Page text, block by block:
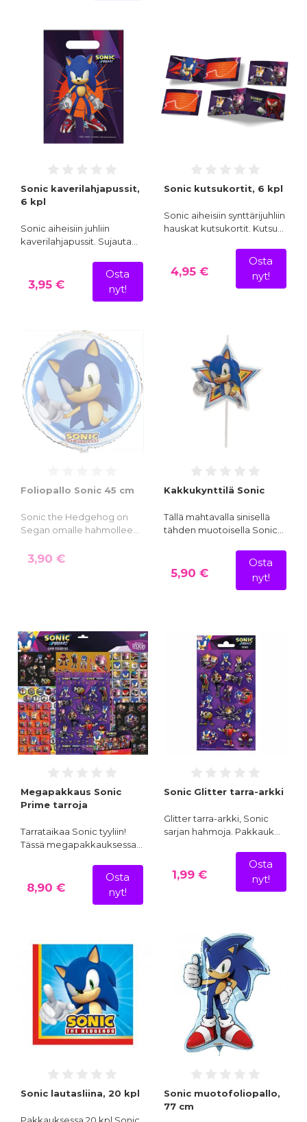
Sonic kaverilahjapussit,
6 kpl
Sonic aiheisiin juhliin
kaverilahjapussit. Sujauta…
3,95 €
Osta
nyt!
Sonic kutsukortit, 6 kpl
Sonic aiheisiin synttärijuhliin
hauskat kutsukortit. Kutsu…
4,95 €
Osta
nyt!
Foliopallo Sonic 45 cm
Sonic the Hedgehog on
Segan omalle hahmollee…
3,90 €
Kakkukynttilä Sonic
Tällä mahtavalla sinisellä
tähden muotoisella Sonic…
5,90 €
Osta
nyt!
Megapakkaus Sonic
Prime tarroja
Tarrataikaa Sonic tyyliin!
Tässä megapakkauksessa…
8,90 €
Osta
nyt!
Sonic Glitter tarra-arkki
Glitter tarra-arkki, Sonic
sarjan hahmoja. Pakkauk…
1,99 €
Osta
nyt!
Sonic lautasliina, 20 kpl
Pakkauksessa 20 kpl Sonic
Sonic muotofoliopallo,
77 cm